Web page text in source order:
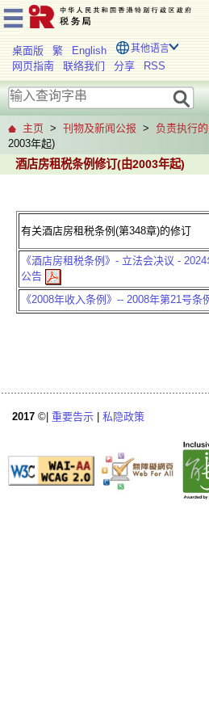
桌面版 繁 English 其他语言
网页指南 联络我们 分享 RSS
主页 > 刊物及新闻公报 > 负责执行的
2003年起)
酒店房租税条例修订(由2003年起)
有关酒店房租税条例(第348章)的修订
《酒店房租税条例》- 立法会决议 -
公告
《2008年收入条例》-- 2008年第21号条
2017 ©| 重要告示 私隐政策